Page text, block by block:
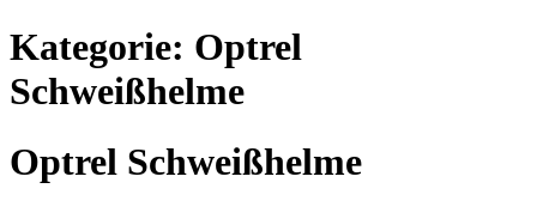
Kategorie: Optrel
Schweißhelme
Optrel Schweißhelme